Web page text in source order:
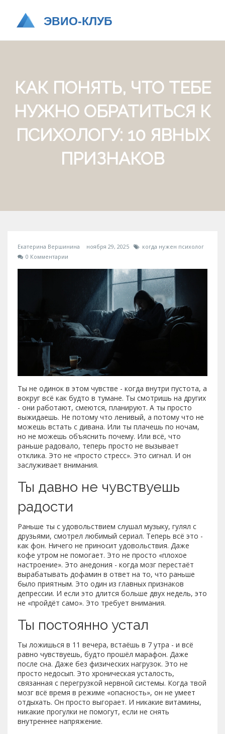
КАК ПОНЯТЬ, ЧТО ТЕБЕ
НУЖНО ОБРАТИТЬСЯ К
ПСИХОЛОГУ: 10 ЯВНЫХ
ПРИЗНАКОВ
Екатерина Вершинина ноября 29, 2025
когда нужен психолог
0 Комментарии
Ты не одинок в этом чувстве - когда внутри пустота, а
вокруг всё как будто в тумане. Ты смотришь на других
- они работают, смеются, планируют. А ты просто
выжидаешь. Не потому что ленивый, а потому что не
можешь встать с дивана. Или ты плачешь по ночам,
но не можешь объяснить почему. Или всё, что
раньше радовало, теперь просто не вызывает
отклика. Это не «просто стресс». Это сигнал. И он
заслуживает внимания.
Ты давно не чувствуешь
радости
Раньше ты с удовольствием слушал музыку, гулял с
друзьями, смотрел любимый сериал. Теперь всё это -
как фон. Ничего не приносит удовольствия. Даже
кофе утром не помогает. Это не просто «плохое
настроение». Это анедония - когда мозг перестаёт
вырабатывать дофамин в ответ на то, что раньше
было приятным. Это один из главных признаков
депрессии. И если это длится больше двух недель, это
не «пройдёт само». Это требует внимания.
Ты постоянно устал
Ты ложишься в 11 вечера, встаёшь в 7 утра - и всё
равно чувствуешь, будто прошёл марафон. Даже
после сна. Даже без физических нагрузок. Это не
просто недосып. Это хроническая усталость,
связанная с перегрузкой нервной системы. Когда твой
мозг всё время в режиме «опасность», он не умеет
отдыхать. Он просто выгорает. И никакие витамины,
никакие прогулки не помогут, если не снять
внутреннее напряжение.